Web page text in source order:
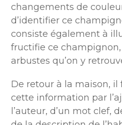
changements de
d’identifier ce
consiste également à
fructifie ce
arbustes qu’on y
De retour à la maison,
cette information par
l’auteur, d’un mot clef,